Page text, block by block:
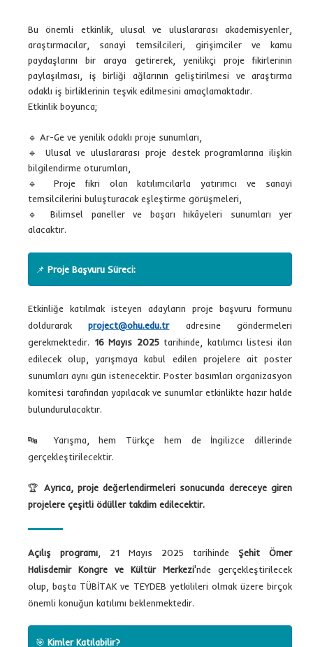
Bu önemli etkinlik, ulusal ve uluslararası akademisyenler,
araştırmacılar, sanayi temsilcileri, girişimciler ve kamu
paydaşlarını bir araya getirerek, yenilikçi proje fikirlerinin
paylaşılması, iş birliği ağlarının geliştirilmesi ve araştırma
odaklı iş birliklerinin teşvik edilmesini amaçlamaktadır.
Etkinlik boyunca;
🔹 Ar-Ge ve yenilik odaklı proje sunumları,
🔹 Ulusal ve uluslararası proje destek programlarına ilişkin
bilgilendirme oturumları,
🔹 Proje fikri olan katılımcılarla yatırımcı ve sanayi
temsilcilerini buluşturacak eşleştirme görüşmeleri,
🔹 Bilimsel paneller ve başarı hikâyeleri sunumları yer
alacaktır.
📌 Proje Başvuru Süreci:
Etkinliğe katılmak isteyen adayların proje başvuru formunu
doldurarakproject@ohu.edu.tradresine göndermeleri
gerekmektedir. 16 Mayıs 2025tarihinde, katılımcı listesi ilan
edilecek olup, yarışmaya kabul edilen projelere ait poster
sunumları aynı gün istenecektir. Poster basımları organizasyon
komitesi tarafından yapılacak ve sunumlar etkinlikte hazır halde
bulundurulacaktır.
🔤 Yarışma, hem Türkçe hem de İngilizce dillerinde
gerçekleştirilecektir.
🏆 Ayrıca, proje değerlendirmeleri sonucunda dereceye giren
projelere çeşitli ödüller takdim edilecektir.
Açılış programı , 21 Mayıs 2025 tarihinde Şehit Ömer
Halisdemir Kongre ve Kültür Merkezi'nde gerçekleştirilecek
olup, başta TÜBİTAK ve TEYDEB yetkilileri olmak üzere birçok
önemli konuğun katılımı beklenmektedir.
🎯 Kimler Katılabilir?